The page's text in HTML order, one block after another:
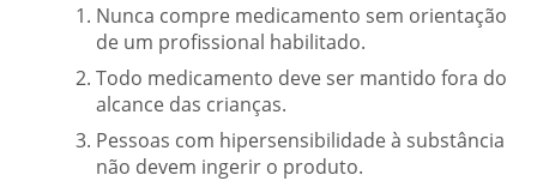
Nunca compre medicamento sem orientação
de um profissional habilitado.
Todo medicamento deve ser mantido fora do
alcance das crianças.
Pessoas com hipersensibilidade à substância
não devem ingerir o produto.